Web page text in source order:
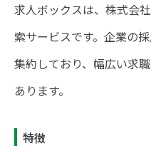
求人ボックスは、株式会
索サービスです。企業の
集約しており、幅広い求
あります。
特徴